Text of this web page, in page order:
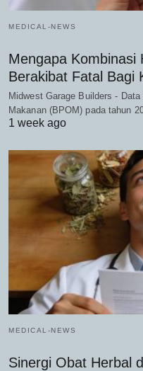
MEDICAL-NEWS
Mengapa Kombinasi
Berakibat Fatal Bagi
Midwest Garage Builders -
Makanan (BPOM) pada tahun
1 week ago
MEDICAL-NEWS
Sinergi Obat Herbal